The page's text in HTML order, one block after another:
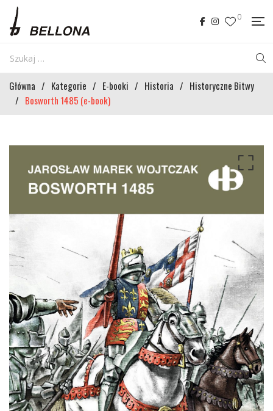
0
Główna / Kategorie / E-booki / Historia / Historyczne Bitwy
/ Bosworth 1485 (e-book)